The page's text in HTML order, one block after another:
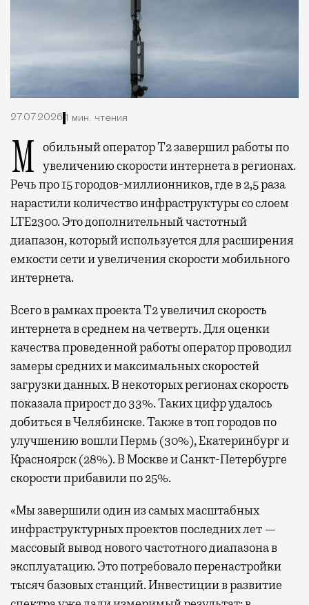
27.07.2026 1 мин. чтения
Мобильный оператор Т2 завершил работы по увеличению скорости интернета в регионах.
Речь про 15 городов-миллионников, где в 2,5 раза
нарастили количество инфраструктуры со слоем
LTE2300. Это дополнительный частотный
диапазон, который используется для расширения
емкости сети и увеличения скорости мобильного
интернета.
Всего в рамках проекта Т2 увеличил скорость
интернета в среднем на четверть. Для оценки
качества проведенной работы оператор проводил
замеры средних и максимальных скоростей
загрузки данных. В некоторых регионах скорость
показала прирост до 33%. Таких цифр удалось
добиться в Челябинске. Также в топ городов по
улучшению вошли Пермь (30%), Екатеринбург и
Красноярск (28%). В Москве и Санкт-Петербурге
скорости прибавили по 25%.
«Мы завершили один из самых масштабных
инфраструктурных проектов последних лет —
массовый вывод нового частотного диапазона в
эксплуатацию. Это потребовало перенастройки
тысяч базовых станций. Инвестиции в развитие